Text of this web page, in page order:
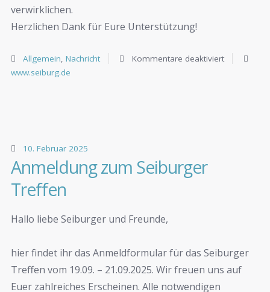
verwirklichen.
Herzlichen Dank für Eure Unterstützung!
Allgemein,Nachricht
Kommentare deaktiviert
www.seiburg.de
10. Februar 2025
Anmeldung zum Seiburger
Treffen
Hallo liebe Seiburger und Freunde,
hier findet ihr das Anmeldformular für das Seiburger
Treffen vom 19.09. – 21.09.2025. Wir freuen uns auf
Euer zahlreiches Erscheinen. Alle notwendigen